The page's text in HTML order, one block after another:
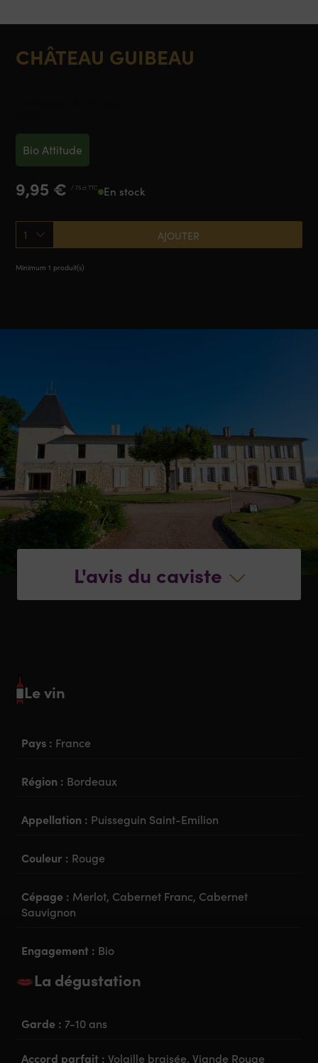
CHÂTEAU GUIBEAU
9,95 € / 75 cl TTC En stock
1 AJOUTER
Minimum 1 produit(s)
Bio Attitude
L'avis du caviste
Le vin
Pays : France
Région : Bordeaux
Appellation : Puisseguin Saint-Emilion
Couleur : Rouge
Cépage : Merlot, Cabernet Franc, Cabernet
Sauvignon
Engagement : Bio
La dégustation
Garde : 7-10 ans
Accord parfait :Volaille braisée, Viande Rouge